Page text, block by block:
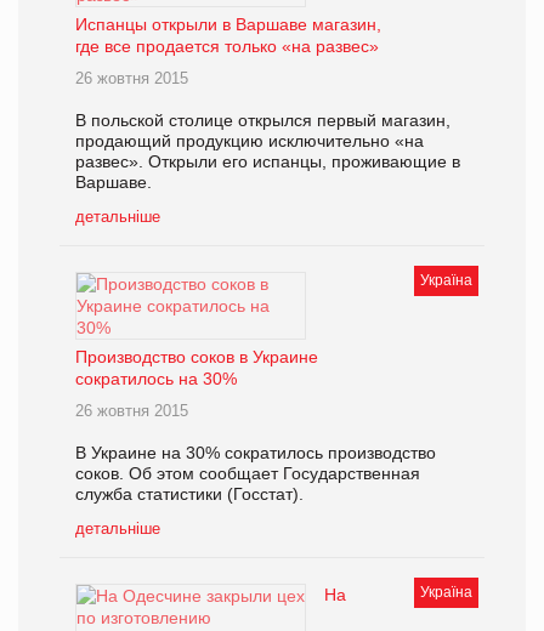
Испанцы открыли в Варшаве магазин,
где все продается только «на развес»
26 жовтня 2015
В польской столице открылся первый магазин,
продающий продукцию исключительно «на
развес». Открыли его испанцы, проживающие в
Варшаве.
детальніше
Україна
Производство соков в Украине
сократилось на 30%
26 жовтня 2015
В Украине на 30% сократилось производство
соков. Об этом сообщает Государственная
служба статистики (Госстат).
детальніше
Україна
На